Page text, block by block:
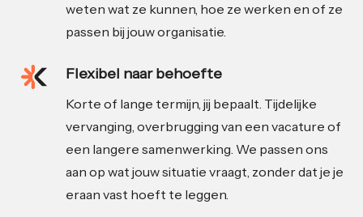
weten wat ze kunnen, hoe ze werken en of ze
passen bij jouw organisatie.
Flexibel naar behoefte
Korte of lange termijn, jij bepaalt. Tijdelijke
vervanging, overbrugging van een vacature of
een langere samenwerking. We passen ons
aan op wat jouw situatie vraagt, zonder dat je je
eraan vast hoeft te leggen.